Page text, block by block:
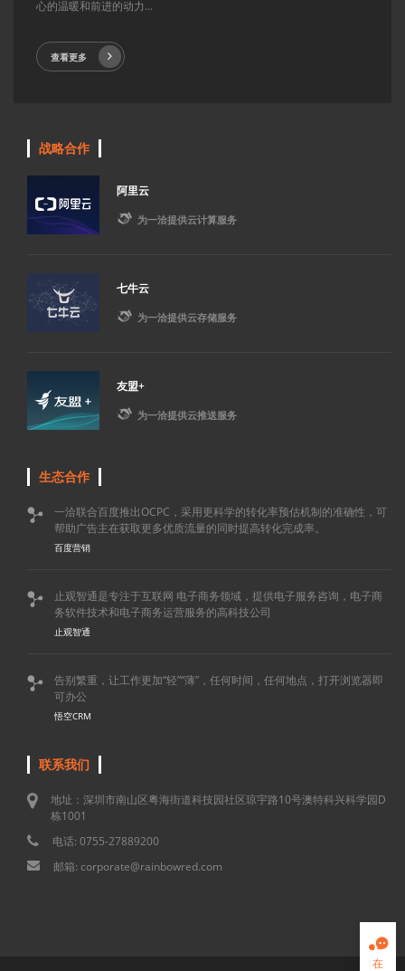
心的温暖和前进的动力...
查看更多
战略合作
阿里云
 为一洽提供云计算服务
七牛云
 为一洽提供云存储服务
友盟+
 为一洽提供云推送服务
生态合作

一洽联合百度推出OCPC，采用更科学的转化率预估机制的准确性，可
帮助广告主在获取更多优质流量的同时提高转化完成率。
百度营销

止观智通是专注于互联网 电子商务领域，提供电子服务咨询，电子商
务软件技术和电子商务运营服务的高科技公司
止观智通

告别繁重，让工作更加“轻”“薄”，任何时间，任何地点，打开浏览器即
可办公
悟空CRM
联系我们
地址：深圳市南山区粤海街道科技园社区琼宇路10号澳特科兴科学园D
栋1001
电话: 0755-27889200
邮箱: corporate@rainbowred.com

在